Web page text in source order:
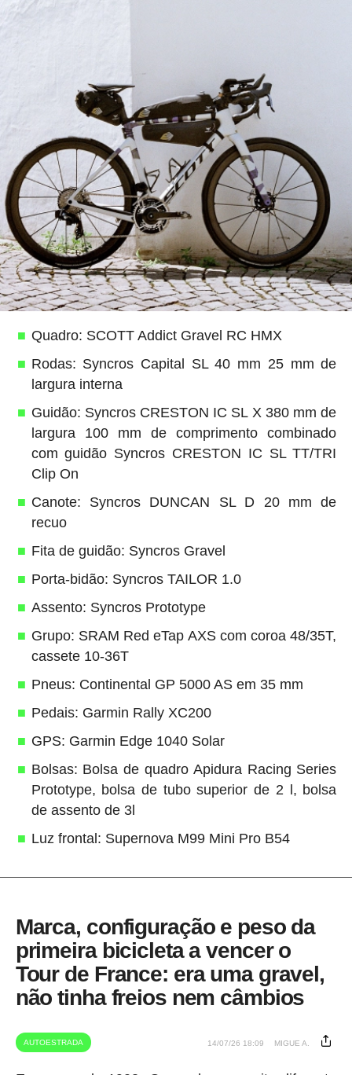
Quadro: SCOTT Addict Gravel RC HMX
Rodas: Syncros Capital SL 40 mm 25 mm de
largura interna
Guidão: Syncros CRESTON IC SL X 380 mm de
largura 100 mm de comprimento combinado
com guidão Syncros CRESTON IC SL TT/TRI
Clip On
Canote: Syncros DUNCAN SL D 20 mm de
recuo
Fita de guidão: Syncros Gravel
Porta-bidão: Syncros TAILOR 1.0
Assento: Syncros Prototype
Grupo: SRAM Red eTap AXS com coroa 48/35T,
cassete 10-36T
Pneus: Continental GP 5000 AS em 35 mm
Pedais: Garmin Rally XC200
GPS: Garmin Edge 1040 Solar
Bolsas: Bolsa de quadro Apidura Racing Series
Prototype, bolsa de tubo superior de 2 l, bolsa
de assento de 3l
Luz frontal: Supernova M99 Mini Pro B54
Marca, configuração e peso da
primeira bicicleta a vencer o
Tour de France: era uma gravel,
não tinha freios nem câmbios
AUTOESTRADA 14/07/26 18:09 MIGUE A.